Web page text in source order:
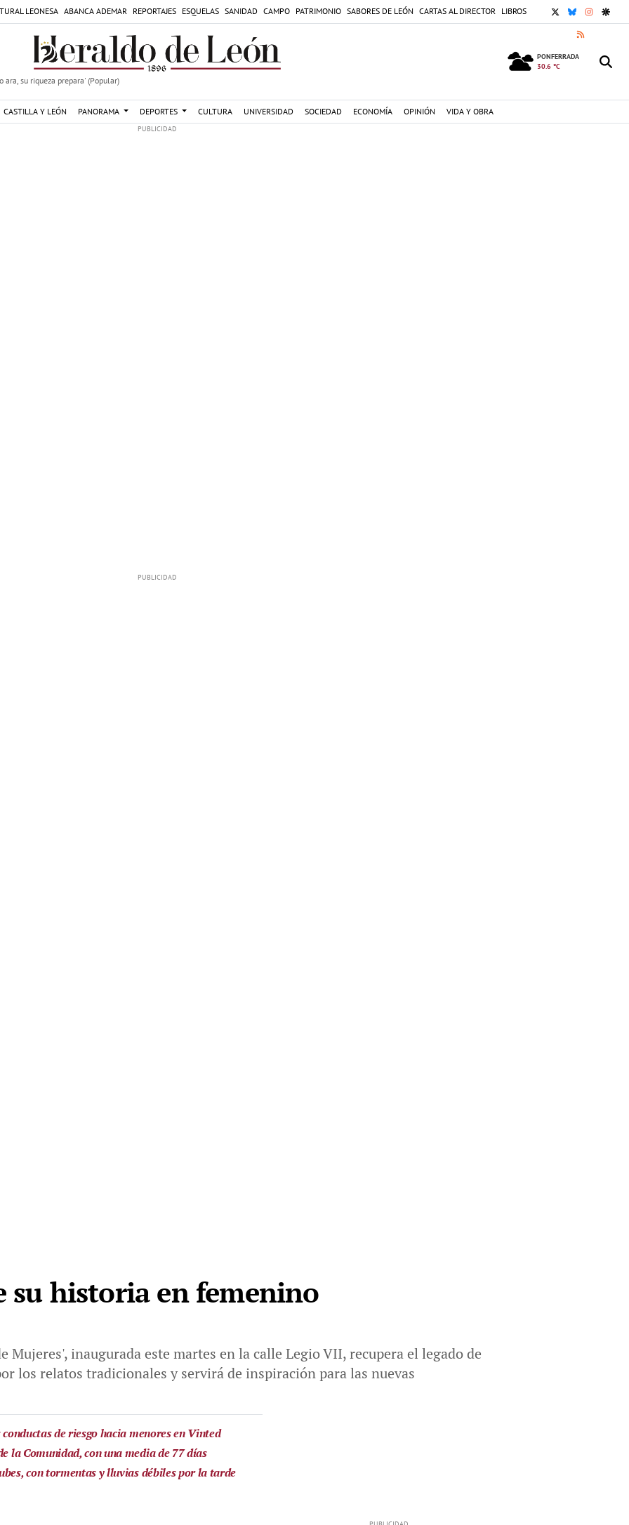
LEONESA ABANCA ADEMAR REPORTAJES ESQUELAS SANIDAD CAMPO PATRIMONIO SABORES DE LEÓN CARTAS AL DIRECTOR LIBROS X BLUESKY
RSS
ara, su riqueza prepara' (Popular)
PONFERRADA
30.6 °C
CASTILLA Y LEÓN PANORAMA DEPORTES CULTURA UNIVERSIDAD SOCIEDAD ECONOMÍA OPINIÓN VIDA Y OBRA
su historia en femenino
Mujeres', inaugurada este martes en la calle Legio VII, recupera el legado de
los relatos tradicionales y servirá de inspiración para las nuevas
de riesgo hacia menores en Vinted
la Comunidad, con una media de 77 días
con tormentas y lluvias débiles por la tarde